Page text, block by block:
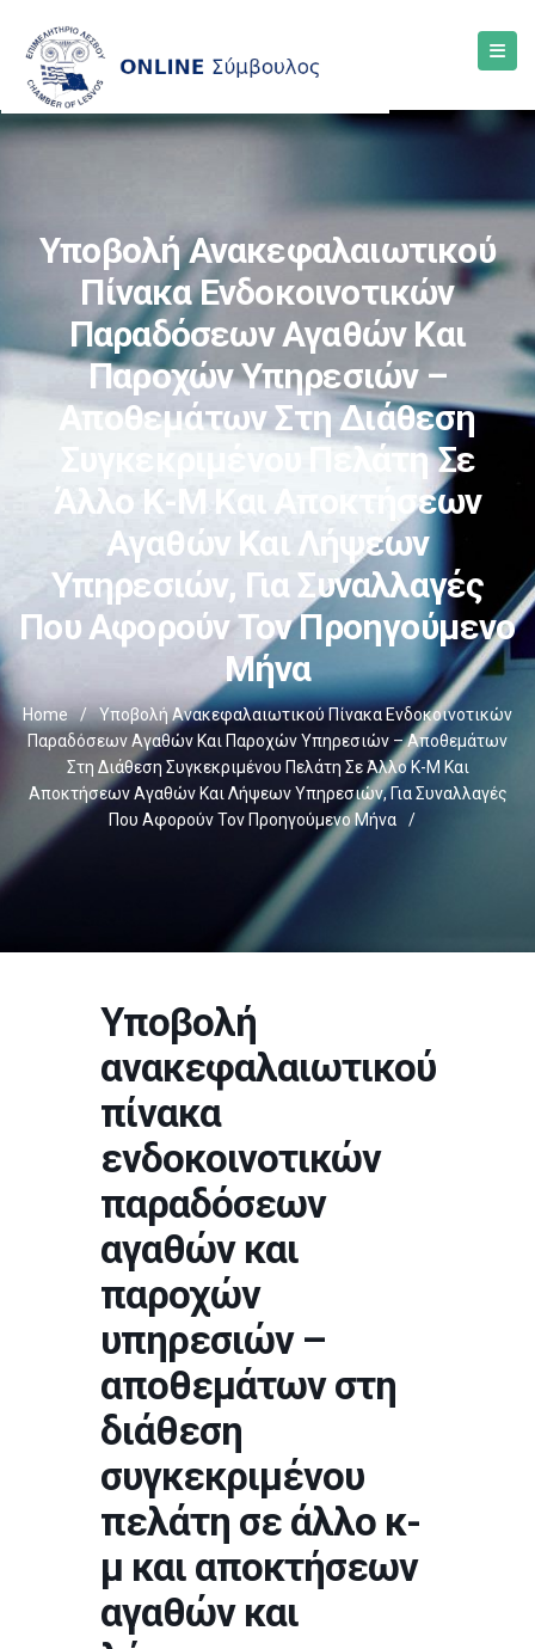
Υποβολή Ανακεφαλαιωτικού
Πίνακα Ενδοκοινοτικών
Παραδόσεων Αγαθών Και
Παροχών Υπηρεσιών –
Αποθεμάτων Στη Διάθεση
Συγκεκριμένου Πελάτη Σε
Άλλο Κ-Μ Και Αποκτήσεων
Αγαθών Και Λήψεων
Υπηρεσιών, Για Συναλλαγές
Που Αφορούν Τον Προηγούμενο
Μήνα
Home /
Υποβολή Ανακεφαλαιωτικού Πίνακα Ενδοκοινοτικών
Παραδόσεων Αγαθών Και Παροχών Υπηρεσιών – Αποθεμάτων
Στη Διάθεση Συγκεκριμένου Πελάτη Σε Άλλο Κ-Μ Και
Αποκτήσεων Αγαθών Και Λήψεων Υπηρεσιών, Για Συναλλαγές
Που Αφορούν Τον Προηγούμενο Μήνα
/
Υποβολή
ανακεφαλαιωτικού
πίνακα
ενδοκοινοτικών
παραδόσεων
αγαθών και
παροχών
υπηρεσιών –
αποθεμάτων στη
διάθεση
συγκεκριμένου
πελάτη σε άλλο κ-
μ και αποκτήσεων
αγαθών και